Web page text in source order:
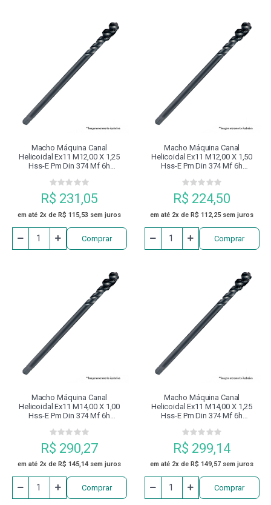
Macho Máquina Canal
Helicoidal Ex11 M12,00 X 1,25
Hss-E Pm Din 374 Mf 6h
R$ 231,05
em até 2x de R$ 115,53 sem juros
Comprar
Macho Máquina Canal
Helicoidal Ex11 M12,00 X 1,50
Hss-E Pm Din 374 Mf 6h
R$ 224,50
em até 2x de R$ 112,25 sem juros
Comprar
Macho Máquina Canal
Helicoidal Ex11 M14,00 X 1,00
Hss-E Pm Din 374 Mf 6h
R$ 290,27
em até 2x de R$ 145,14 sem juros
Comprar
Macho Máquina Canal
Helicoidal Ex11 M14,00 X 1,25
Hss-E Pm Din 374 Mf 6h
R$ 299,14
em até 2x de R$ 149,57 sem juros
Comprar